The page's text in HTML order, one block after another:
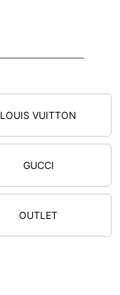
LOUIS VUITTON
GUCCI
OUTLET